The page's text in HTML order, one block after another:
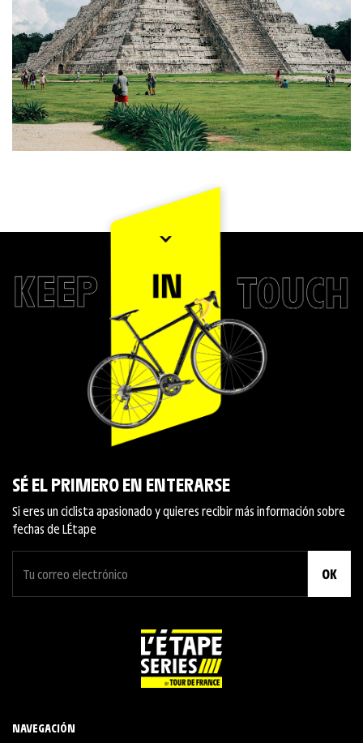
SÉ EL PRIMERO EN ENTERARSE
Si eres un ciclista apasionado y quieres recibir más información sobre
fechas de L´Étape
OK
NAVEGACIÓN